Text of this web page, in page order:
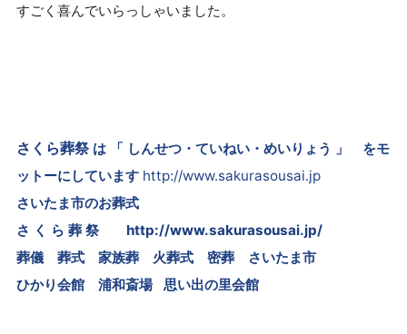
すごく喜んでいらっしゃいました。
さくら葬祭は 「 しんせつ・ていねい・めいりょう 」 をモ
ットーにしています http://www.sakurasousai.jp
さいたま市のお葬式
さ く ら 葬 祭
http://www.sakurasousai.jp/
葬儀 葬式 家族葬 火葬式 密葬さいたま市
ひかり会館 浦和斎場 思い出の里会館